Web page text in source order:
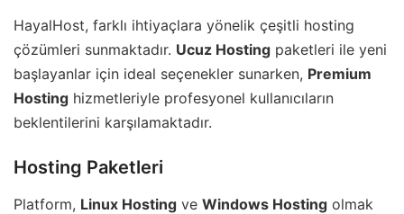
HayalHost, farklı ihtiyaçlara yönelik çeşitli hosting
çözümleri sunmaktadır. Ucuz Hosting paketleri ile yeni
başlayanlar için ideal seçenekler sunarken, Premium
Hosting hizmetleriyle profesyonel kullanıcıların
beklentilerini karşılamaktadır.
Hosting Paketleri
Platform, Linux Hosting ve Windows Hosting olmak